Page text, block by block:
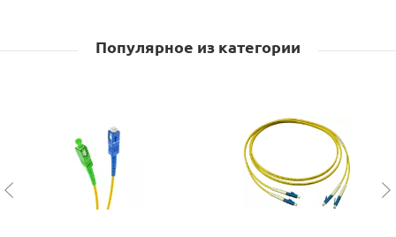
Популярное из категории